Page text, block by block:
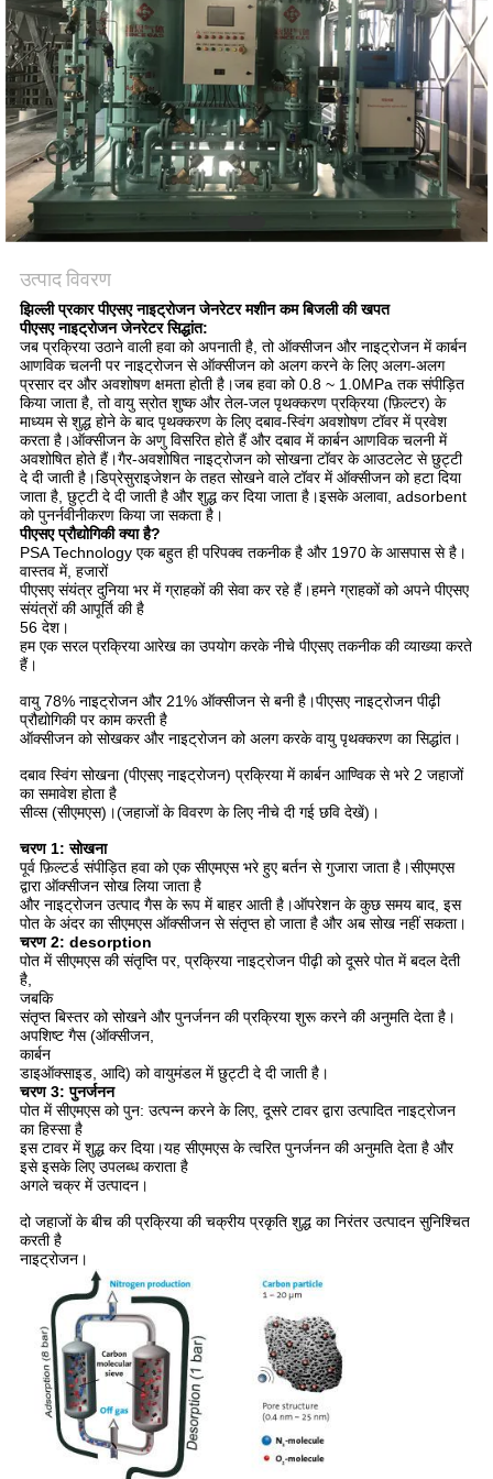
NEWS
साइटमैप
गोपनीयता
नीति
उत्पाद विवरण
झिल्ली प्रकार पीएसए नाइट्रोजन जेनरेटर मशीन कम बिजली की खपत
पीएसए नाइट्रोजन जेनरेटर सिद्धांत:
जब प्रक्रिया उठाने वाली हवा को अपनाती है, तो ऑक्सीजन और नाइट्रोजन में कार्बन
आणविक चलनी पर नाइट्रोजन से ऑक्सीजन को अलग करने के लिए अलग-अलग
प्रसार दर और अवशोषण क्षमता होती है।जब हवा को 0.8 ~ 1.0MPa तक संपीड़ित
किया जाता है, तो वायु स्रोत शुष्क और तेल-जल पृथक्करण प्रक्रिया (फ़िल्टर) के
माध्यम से शुद्ध होने के बाद पृथक्करण के लिए दबाव-स्विंग अवशोषण टॉवर में प्रवेश
करता है।ऑक्सीजन के अणु विसरित होते हैं और दबाव में कार्बन आणविक चलनी में
अवशोषित होते हैं।गैर-अवशोषित नाइट्रोजन को सोखना टॉवर के आउटलेट से छुट्टी
दे दी जाती है।डिप्रेसुराइजेशन के तहत सोखने वाले टॉवर में ऑक्सीजन को हटा दिया
जाता है, छुट्टी दे दी जाती है और शुद्ध कर दिया जाता है।इसके अलावा, adsorbent
को पुनर्नवीनीकरण किया जा सकता है।
पीएसए प्रौद्योगिकी क्या है?
PSA Technology एक बहुत ही परिपक्व तकनीक है और 1970 के आसपास से है।
वास्तव में, हजारों
पीएसए संयंत्र दुनिया भर में ग्राहकों की सेवा कर रहे हैं।हमने ग्राहकों को अपने पीएसए
संयंत्रों की आपूर्ति की है
56 देश।
हम एक सरल प्रक्रिया आरेख का उपयोग करके नीचे पीएसए तकनीक की व्याख्या करते
हैं।
वायु 78% नाइट्रोजन और 21% ऑक्सीजन से बनी है।पीएसए नाइट्रोजन पीढ़ी
प्रौद्योगिकी पर काम करती है
ऑक्सीजन को सोखकर और नाइट्रोजन को अलग करके वायु पृथक्करण का सिद्धांत।
दबाव स्विंग सोखना (पीएसए नाइट्रोजन) प्रक्रिया में कार्बन आण्विक से भरे 2 जहाजों
का समावेश होता है
सीव्स (सीएमएस)।(जहाजों के विवरण के लिए नीचे दी गई छवि देखें)।
चरण 1: सोखना
पूर्व फ़िल्टर्ड संपीड़ित हवा को एक सीएमएस भरे हुए बर्तन से गुजारा जाता है।सीएमएस
द्वारा ऑक्सीजन सोख लिया जाता है
और नाइट्रोजन उत्पाद गैस के रूप में बाहर आती है।ऑपरेशन के कुछ समय बाद, इस
पोत के अंदर का सीएमएस ऑक्सीजन से संतृप्त हो जाता है और अब सोख नहीं सकता।
चरण 2: desorption
पोत में सीएमएस की संतृप्ति पर, प्रक्रिया नाइट्रोजन पीढ़ी को दूसरे पोत में बदल देती
है,
जबकि
संतृप्त बिस्तर को सोखने और पुनर्जनन की प्रक्रिया शुरू करने की अनुमति देता है।
अपशिष्ट गैस (ऑक्सीजन,
कार्बन
डाइऑक्साइड, आदि) को वायुमंडल में छुट्टी दे दी जाती है।
चरण 3: पुनर्जनन
पोत में सीएमएस को पुन: उत्पन्न करने के लिए, दूसरे टावर द्वारा उत्पादित नाइट्रोजन
का हिस्सा है
इस टावर में शुद्ध कर दिया।यह सीएमएस के त्वरित पुनर्जनन की अनुमति देता है और
इसे इसके लिए उपलब्ध कराता है
अगले चक्र में उत्पादन।
दो जहाजों के बीच की प्रक्रिया की चक्रीय प्रकृति शुद्ध का निरंतर उत्पादन सुनिश्चित
करती है
नाइट्रोजन।